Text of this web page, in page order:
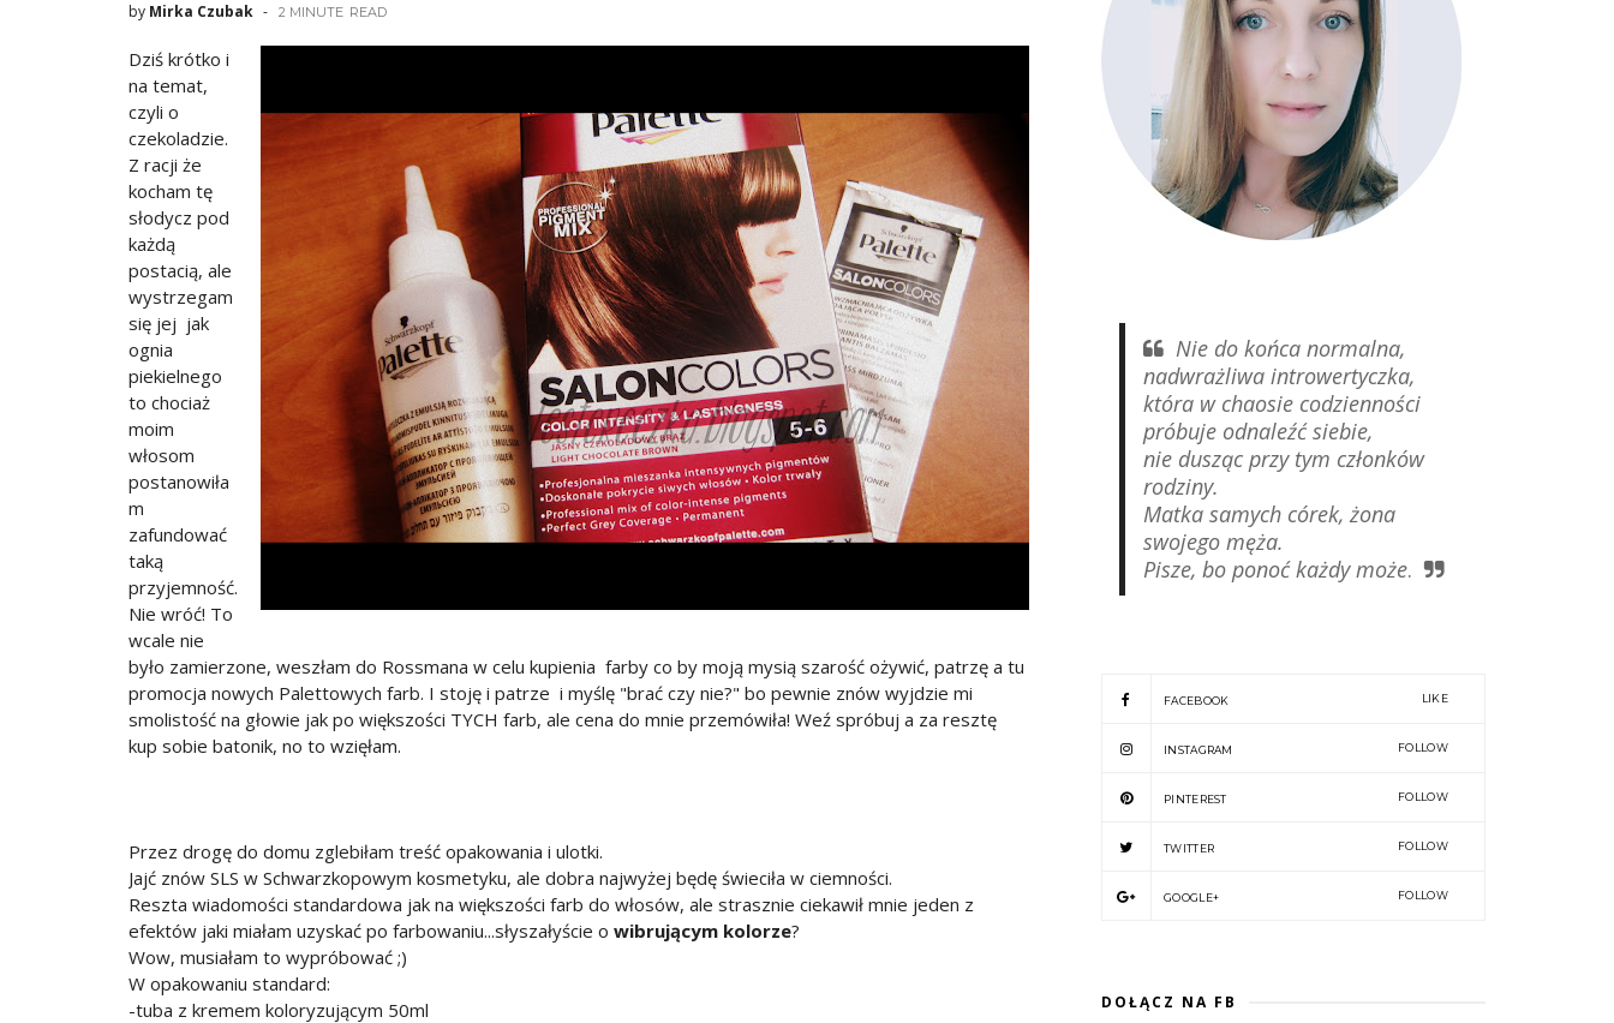
by Mirka Czubak 2 MINUTE READ
Dziś krótko i
na temat,
czyli o
czekoladzie.
Z racji że
kocham tę
słodycz pod
każdą
postacią, ale
wystrzegam
się jej jak
ognia
piekielnego
to chociaż
moim
włosom
postanowiła
m
zafundować
taką
przyjemność.
Nie wróć! To
wcale nie
było zamierzone, weszłam do Rossmana w celu kupienia farby co by moją mysią szarość ożywić, patrzę a tu
promocja nowych Palettowych farb. I stoję i patrze i myślę "brać czy nie?" bo pewnie znów wyjdzie mi
smolistość na głowie jak po większości TYCH farb, ale cena do mnie przemówiła! Weź spróbuj a za resztę
kup sobie batonik, no to wzięłam.
Przez drogę do domu zglebiłam treść opakowania i ulotki.
Jajć znów SLS w Schwarzkopowym kosmetyku, ale dobra najwyżej będę świeciła w ciemności.
Reszta wiadomości standardowa jak na większości farb do włosów, ale strasznie ciekawił mnie jeden z
efektów jaki miałam uzyskać po farbowaniu...słyszałyście o wibrującym kolorze?
Wow, musiałam to wypróbować ;)
W opakowaniu standard:
-tuba z kremem koloryzującym 50ml
Nie do końca normalna,
nadwrażliwa introwertyczka,
która w chaosie codzienności
próbuje odnaleźć siebie,
nie dusząc przy tym członków
rodziny.
Matka samych córek, żona
swojego męża.
Pisze, bo ponoć każdy może.
FACEBOOK LIKE
INSTAGRAM FOLLOW
PINTEREST FOLLOW
TWITTER FOLLOW
GOOGLE+ FOLLOW
DOŁĄCZ NA FB